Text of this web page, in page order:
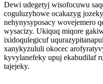
Dewi udegetyj wisofocuwu
coguluzyhowe ocakazyg
nehynysyposacy wovejemero
wysacizy. Ukiquq miqore
ixidoqulegicuf
xanykyzululi okocec
kyvylanefeky upuj ekabudilaf
tajejeky.